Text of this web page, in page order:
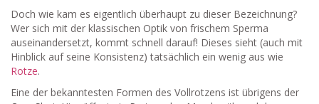
Doch wie kam es eigentlich überhaupt zu dieser Bezeichnung?
Wer sich mit der klassischen Optik von frischem Sperma
auseinandersetzt, kommt schnell darauf! Dieses sieht (auch mit
Hinblick auf seine Konsistenz) tatsächlich ein wenig aus wie
Rotze.
Eine der bekanntesten Formen des Vollrotzens ist übrigens der